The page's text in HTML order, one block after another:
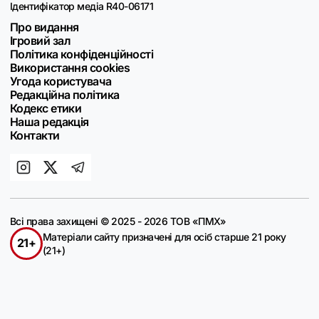
Ідентифікатор медіа R40-06171
Про видання
Ігровий зал
Політика конфіденційності
Використання cookies
Угода користувача
Редакційна політика
Кодекс етики
Наша редакція
Контакти
Всі права захищені © 2025 - 2026 ТОВ «ПМХ»
21+
Матеріали сайту призначені для осіб старше 21 року
(21+)